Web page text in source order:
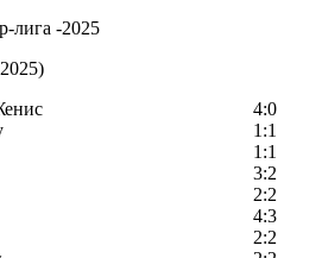
лига -2025
4:0
1:1
1:1
3:2
2:2
4:3
2:2